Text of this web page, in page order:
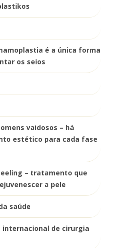
os seios
estético para cada fase
a pele
saúde